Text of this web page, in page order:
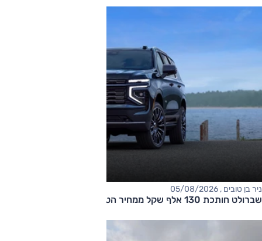
ניר בן טובים , 05/08/2026
שברולט חותכת 130 אלף שקל ממחיר הטאהו